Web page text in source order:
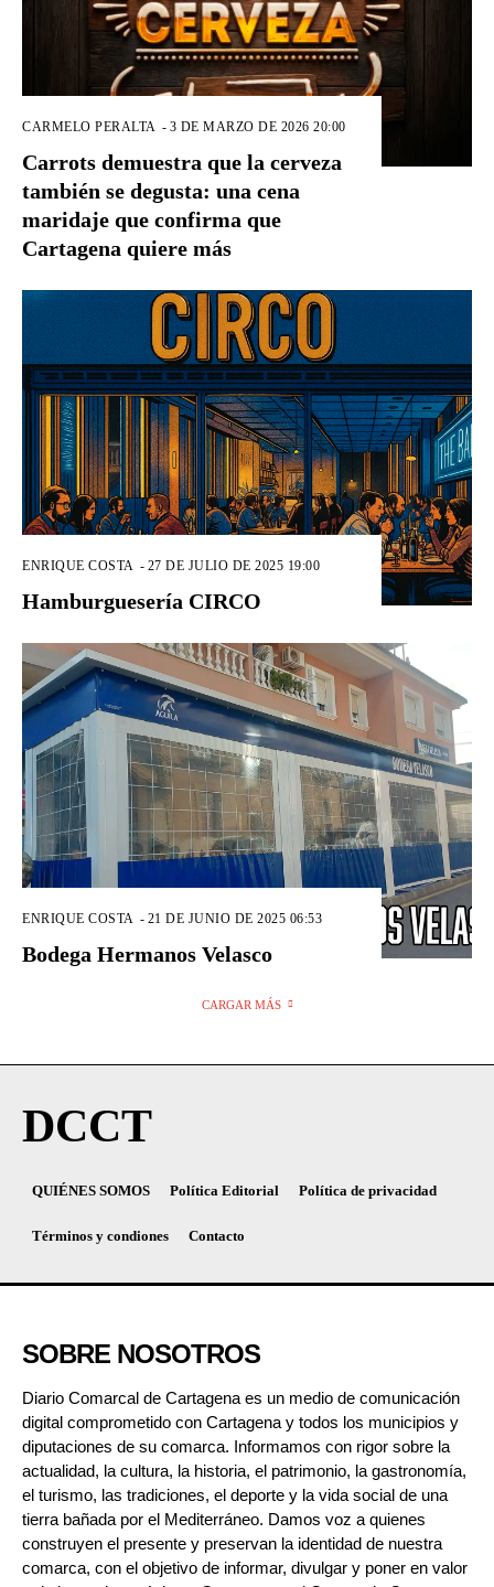
CARMELO PERALTA - 3 DE MARZO DE 2026 20:00
Carrots demuestra que la cerveza
también se degusta: una cena
maridaje que confirma que
Cartagena quiere más
ENRIQUE COSTA - 27 DE JULIO DE 2025 19:00
Hamburguesería CIRCO
ENRIQUE COSTA - 21 DE JUNIO DE 2025 06:53
Bodega Hermanos Velasco
CARGAR MÁS
DCCT
QUIÉNES SOMOS Política Editorial Política de privacidad
Términos y condiones Contacto
SOBRE NOSOTROS
Diario Comarcal de Cartagena es un medio de comunicación
digital comprometido con Cartagena y todos los municipios y
diputaciones de su comarca. Informamos con rigor sobre la
actualidad, la cultura, la historia, el patrimonio, la gastronomía,
el turismo, las tradiciones, el deporte y la vida social de una
tierra bañada por el Mediterráneo. Damos voz a quienes
construyen el presente y preservan la identidad de nuestra
comarca, con el objetivo de informar, divulgar y poner en valor